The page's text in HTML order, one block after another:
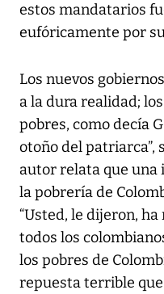
estos mandatarios
eufóricamente por
Los nuevos
a la dura realidad;
pobres, como decía
otoño del patriarca”,
autor relata que una
la pobrería de
“Usted, le dijeron,
todos los
los pobres de
repuesta terrible